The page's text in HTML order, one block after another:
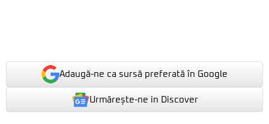
Adaugă-ne ca sursă preferată în Google
Urmărește-ne in Discover